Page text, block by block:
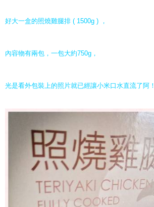
好大一盒的照燒雞腿排 ( 1500g ) ，
內容物有兩包，一包大約750g，
光是看外包裝上的照片就已經讓小米口水直流了阿！